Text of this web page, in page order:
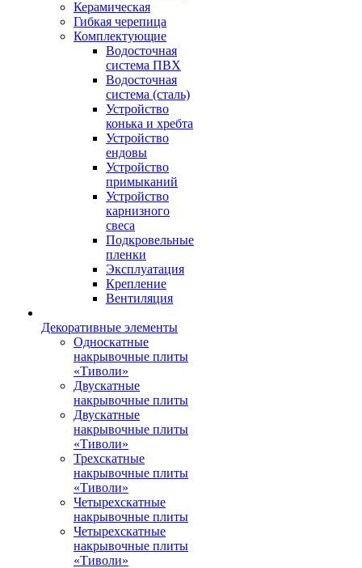
Керамическая
Гибкая черепица
Комплектующие
Водосточная
система ПВХ
Водосточная
система (сталь)
Устройство
конька и хребта
Устройство
ендовы
Устройство
примыканий
Устройство
карнизного
свеса
Подкровельные
пленки
Эксплуатация
Крепление
Вентиляция
Декоративные элементы
Односкатные
накрывочные плиты
«Тиволи»
Двускатные
накрывочные плиты
Двускатные
накрывочные плиты
«Тиволи»
Трехскатные
накрывочные плиты
«Тиволи»
Четырехскатные
накрывочные плиты
Четырехскатные
накрывочные плиты
«Тиволи»